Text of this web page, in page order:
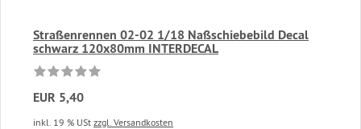
Straßenrennen 02-02 1/18 Naßschiebebild Decal
schwarz 120x80mm INTERDECAL
EUR 5,40
inkl. 19 % USt zzgl. Versandkosten